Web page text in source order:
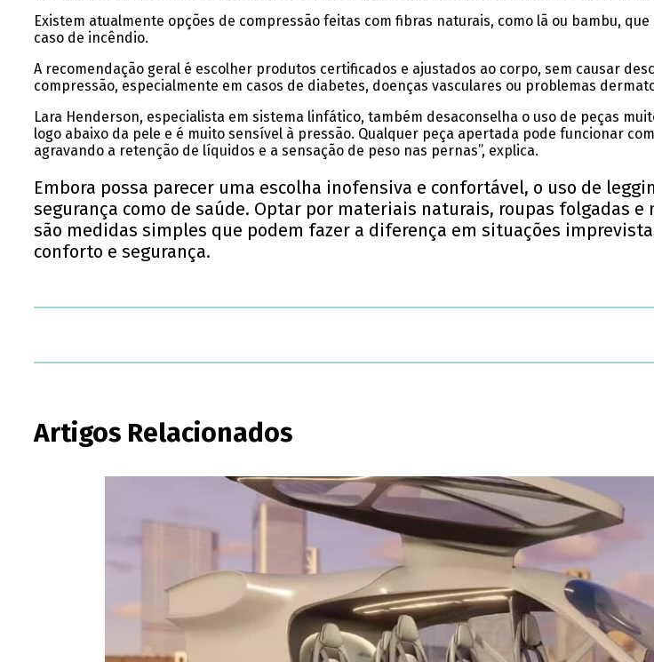
Existem atualmente opções de compressão feitas com fibras naturais, como lã ou bambu,
caso de incêndio.
A recomendação geral é escolher produtos certificados e ajustados ao corpo, sem causar
compressão, especialmente em casos de diabetes, doenças vasculares ou problemas
Lara Henderson, especialista em sistema linfático, também desaconselha o uso de peças
logo abaixo da pele e é muito sensível à pressão. Qualquer peça apertada pode funcionar
agravando a retenção de líquidos e a sensação de peso nas pernas”, explica.
Embora possa parecer uma escolha inofensiva e confortável, o uso de
segurança como de saúde. Optar por materiais naturais, roupas folgadas
são medidas simples que podem fazer a diferença em situações
conforto e segurança.
Artigos Relacionados